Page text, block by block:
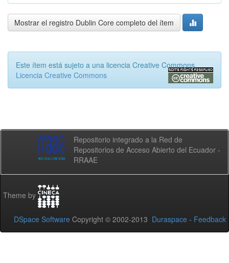
Mostrar el registro Dublin Core completo del ítem
Este ítem está sujeto a una licencia Creative Commons
Licencia Creative Commons
Repositorio integrado a la Red de
Repositorios de Acceso Abierto del Ecuador -
RRAAE
Theme by
DSpace Software Copyright © 2002-2013 Duraspace - Feedback